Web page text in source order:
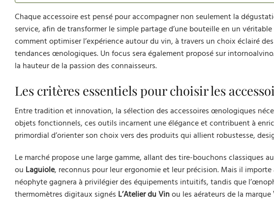
Chaque accessoire est pensé pour accompagner non seulement la
service, afin de transformer le simple partage d’une bouteille en un
comment optimiser l’expérience autour du vin, à travers un choix éclairé
tendances œnologiques. Un focus sera également proposé sur
la hauteur de la passion des connaisseurs.
Les critères essentiels pour choisir les
Entre tradition et innovation, la sélection des accessoires œnologiques
objets fonctionnels, ces outils incarnent une élégance et contribuent à
primordial d’orienter son choix vers des produits qui allient robustesse,
Le marché propose une large gamme, allant des tire-bouchons classiques
ou Laguiole, reconnus pour leur ergonomie et leur précision. Mais il importe
néophyte gagnera à privilégier des équipements intuitifs, tandis que
thermomètres digitaux signés L’Atelier du Vinou les aérateurs de la marque